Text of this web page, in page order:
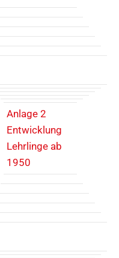
Anlage 2
Entwicklung
Lehrlinge ab
1950